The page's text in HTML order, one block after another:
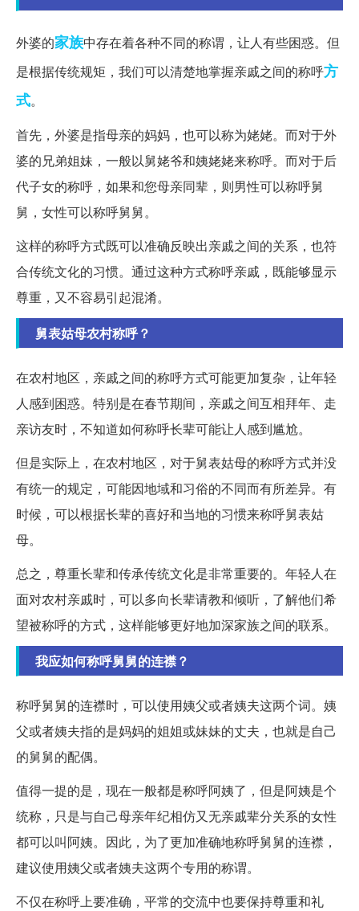
外婆的家族中存在着各种不同的称谓，让人有些困惑。但
是根据传统规矩，我们可以清楚地掌握亲戚之间的称呼方
式。
首先，外婆是指母亲的妈妈，也可以称为姥姥。而对于外
婆的兄弟姐妹，一般以舅姥爷和姨姥姥来称呼。而对于后
代子女的称呼，如果和您母亲同辈，则男性可以称呼舅
舅，女性可以称呼舅舅。
这样的称呼方式既可以准确反映出亲戚之间的关系，也符
合传统文化的习惯。通过这种方式称呼亲戚，既能够显示
尊重，又不容易引起混淆。
舅表姑母农村称呼？
在农村地区，亲戚之间的称呼方式可能更加复杂，让年轻
人感到困惑。特别是在春节期间，亲戚之间互相拜年、走
亲访友时，不知道如何称呼长辈可能让人感到尴尬。
但是实际上，在农村地区，对于舅表姑母的称呼方式并没
有统一的规定，可能因地域和习俗的不同而有所差异。有
时候，可以根据长辈的喜好和当地的习惯来称呼舅表姑
母。
总之，尊重长辈和传承传统文化是非常重要的。年轻人在
面对农村亲戚时，可以多向长辈请教和倾听，了解他们希
望被称呼的方式，这样能够更好地加深家族之间的联系。
我应如何称呼舅舅的连襟？
称呼舅舅的连襟时，可以使用姨父或者姨夫这两个词。姨
父或者姨夫指的是妈妈的姐姐或妹妹的丈夫，也就是自己
的舅舅的配偶。
值得一提的是，现在一般都是称呼阿姨了，但是阿姨是个
统称，只是与自己母亲年纪相仿又无亲戚辈分关系的女性
都可以叫阿姨。因此，为了更加准确地称呼舅舅的连襟，
建议使用姨父或者姨夫这两个专用的称谓。
不仅在称呼上要准确，平常的交流中也要保持尊重和礼